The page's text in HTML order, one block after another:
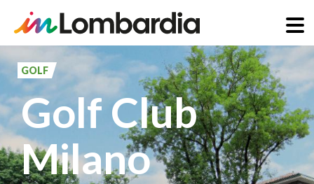
zum
Inhalt
GOLF
Golf Club
Milano